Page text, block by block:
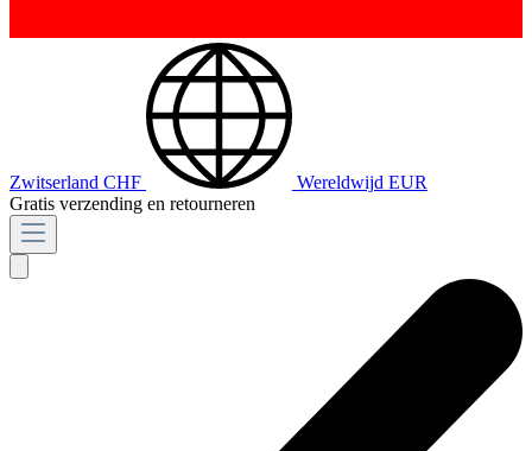
Zwitserland CHF Wereldwijd EUR
Gratis verzending en retourneren